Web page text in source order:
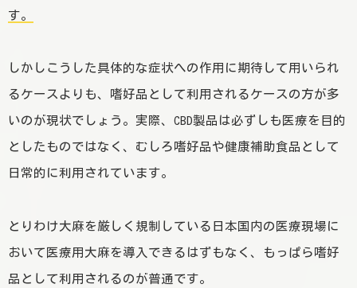
す。
しかしこうした具体的な症状への作用に期待して用いられ
るケースよりも、嗜好品として利用されるケースの方が多
いのが現状でしょう。実際、CBD製品は必ずしも医療を目的
としたものではなく、むしろ嗜好品や健康補助食品として
日常的に利用されています。
とりわけ大麻を厳しく規制している日本国内の医療現場に
おいて医療用大麻を導入できるはずもなく、もっぱら嗜好
品として利用されるのが普通です。